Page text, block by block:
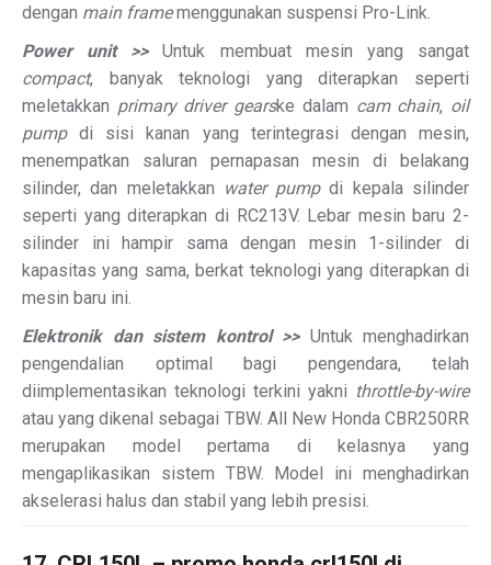
dengan main framemenggunakan suspensi Pro-Link.
Power unit >>Untuk membuat mesin yang sangat
compact, banyak teknologi yang diterapkan seperti
meletakkan primary driver gearske dalam cam chain, oil
pumpdi sisi kanan yang terintegrasi dengan mesin,
menempatkan saluran pernapasan mesin di belakang
silinder, dan meletakkan water pumpdi kepala silinder
seperti yang diterapkan di RC213V. Lebar mesin baru 2-
silinder ini hampir sama dengan mesin 1-silinder di
kapasitas yang sama, berkat teknologi yang diterapkan di
mesin baru ini.
Elektronik dan sistem kontrol >> Untuk menghadirkan
pengendalian optimal bagi pengendara, telah
diimplementasikan teknologi terkini yakni throttle-by-wire
atau yang dikenal sebagai TBW. All New Honda CBR250RR
merupakan model pertama di kelasnya yang
mengaplikasikan sistem TBW. Model ini menghadirkan
akselerasi halus dan stabil yang lebih presisi.